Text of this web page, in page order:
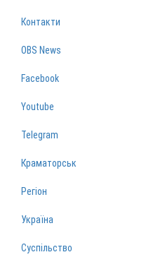
Контакти
OBS News
Facebook
Youtube
Telegram
Краматорськ
Регіон
Україна
Суспільство